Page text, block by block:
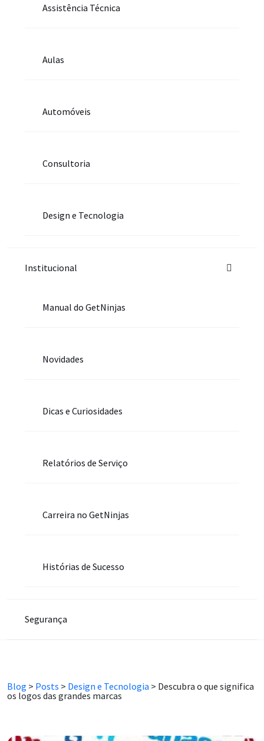
Assistência Técnica
Aulas
Automóveis
Consultoria
Design e Tecnologia
Institucional
Manual do GetNinjas
Novidades
Dicas e Curiosidades
Relatórios de Serviço
Carreira no GetNinjas
Histórias de Sucesso
Segurança
Blog > Posts > Design e Tecnologia > Descubra o que significa
os logos das grandes marcas